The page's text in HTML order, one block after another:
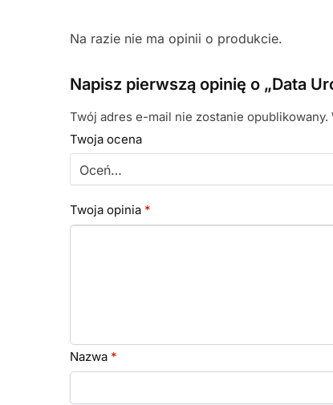
Na razie nie ma opinii o produkcie.
Napisz pierwszą opinię o „Data
Twój adres e-mail nie zostanie opublikowany.
Twoja ocena
Twoja opinia *
Nazwa *